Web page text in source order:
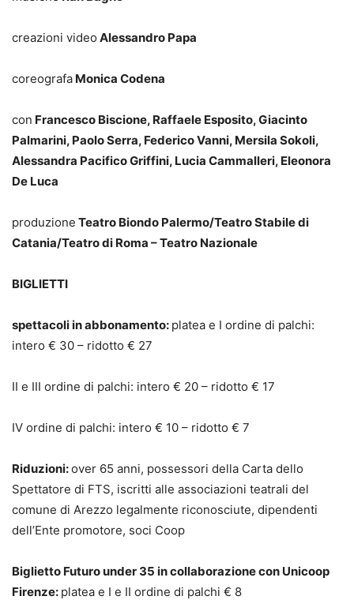
creazioni video Alessandro Papa
coreografa Monica Codena
con Francesco Biscione, Raffaele Esposito, Giacinto
Palmarini, Paolo Serra, Federico Vanni, Mersila Sokoli,
Alessandra Pacifico Griffini, Lucia Cammalleri, Eleonora
De Luca
produzione Teatro Biondo Palermo/Teatro Stabile di
Catania/Teatro di Roma – Teatro Nazionale
BIGLIETTI
spettacoli in abbonamento: platea e I ordine di palchi:
intero € 30 – ridotto € 27
II e III ordine di palchi: intero € 20 – ridotto € 17
IV ordine di palchi: intero € 10 – ridotto € 7
Riduzioni:over 65 anni, possessori della Carta dello
Spettatore di FTS, iscritti alle associazioni teatrali del
comune di Arezzo legalmente riconosciute, dipendenti
dell’Ente promotore, soci Coop
Biglietto Futuro under 35 in collaborazione con Unicoop
Firenze: platea e I e II ordine di palchi € 8